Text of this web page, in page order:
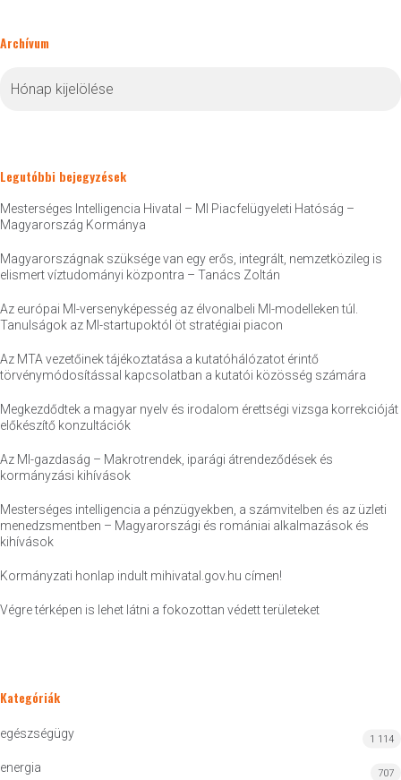
Archívum
Legutóbbi bejegyzések
Mesterséges Intelligencia Hivatal – MI Piacfelügyeleti Hatóság –
Magyarország Kormánya
Magyarországnak szüksége van egy erős, integrált, nemzetközileg is
elismert víztudományi központra – Tanács Zoltán
Az európai MI-versenyképesség az élvonalbeli MI-modelleken túl.
Tanulságok az MI-startupoktól öt stratégiai piacon
Az MTA vezetőinek tájékoztatása a kutatóhálózatot érintő
törvénymódosítással kapcsolatban a kutatói közösség számára
Megkezdődtek a magyar nyelv és irodalom érettségi vizsga korrekcióját
előkészítő konzultációk
Az MI-gazdaság – Makrotrendek, iparági átrendeződések és
kormányzási kihívások
Mesterséges intelligencia a pénzügyekben, a számvitelben és az üzleti
menedzsmentben – Magyarországi és romániai alkalmazások és
kihívások
Kormányzati honlap indult mihivatal.gov.hu címen!
Végre térképen is lehet látni a fokozottan védett területeket
Kategóriák
egészségügy 1 114
energia 707